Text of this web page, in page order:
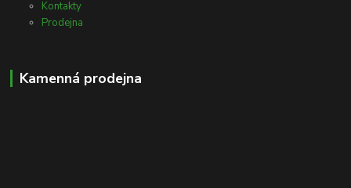
Kontakty
Prodejna
Kamenná prodejna